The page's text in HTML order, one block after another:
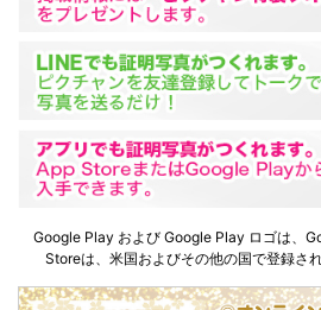
Google Play および Google Play ロゴは、
Storeは、米国およびその他の国で登録さ